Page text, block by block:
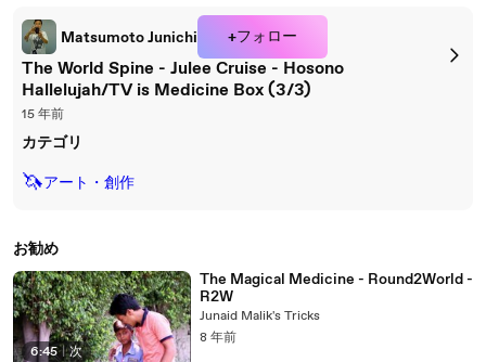
Matsumoto Junichi +フォロー
The World Spine - Julee Cruise - Hosono
Hallelujah/TV is Medicine Box (3/3)
15 年前
カテゴリ
🦄アート・創作
お勧め
6:45 次
The Magical Medicine - Round2World -
R2W
Junaid Malik's Tricks
8 年前